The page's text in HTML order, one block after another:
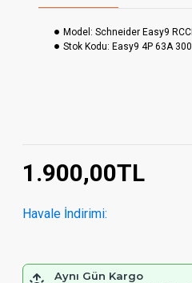
1.900,00TL
Havale İndirimi:
Model: Schneider Easy9
Stok Kodu: Easy9 4P 63A
Aynı Gün Kargo